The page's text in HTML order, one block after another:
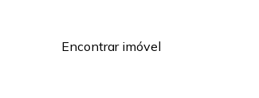
Encontrar imóvel